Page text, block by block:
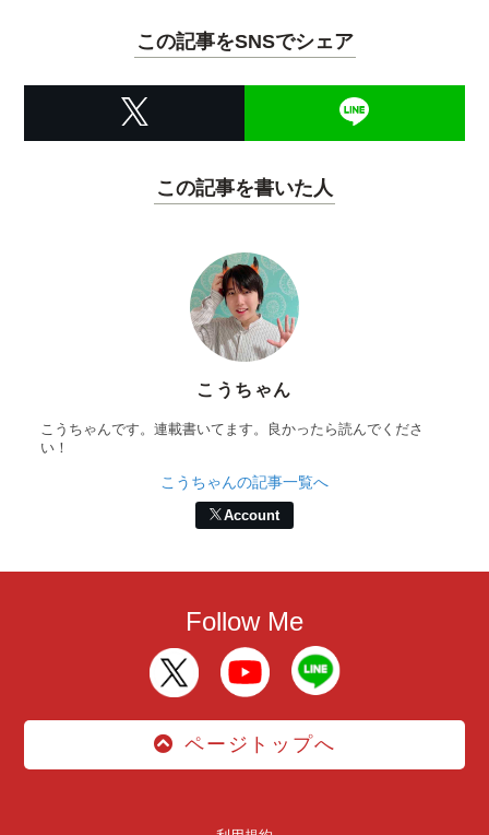
この記事をSNSでシェア
この記事を書いた人
こうちゃん
こうちゃんです。連載書いてます。良かったら読んでくださ
い！
こうちゃんの記事一覧へ
Account
Follow Me
ページトップへ